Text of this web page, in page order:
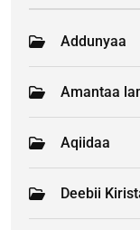
Addunyaa
Amantaa
Aqiidaa
Deebii